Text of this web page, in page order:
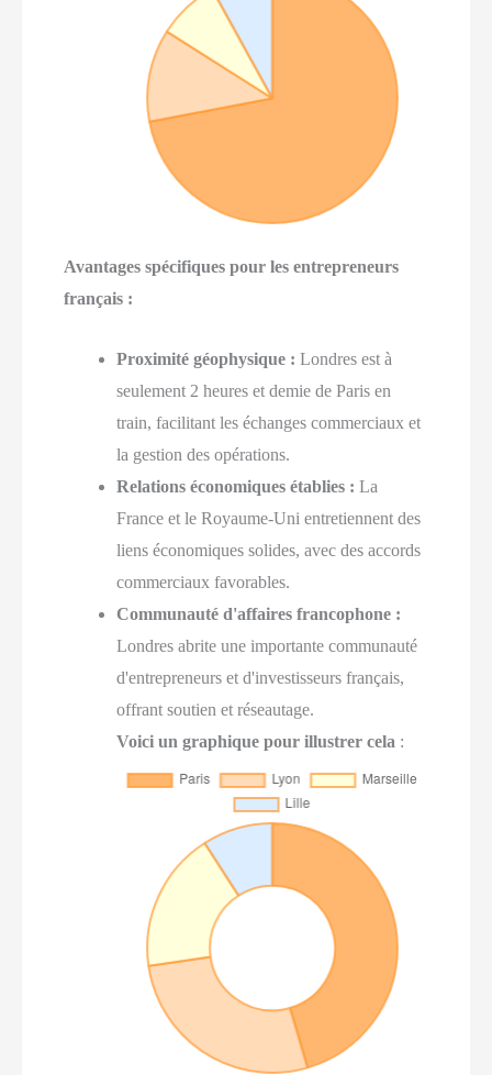
Avantages spécifiques pour les entrepreneurs
français :
Proximité géophysique : Londres est à
seulement 2 heures et demie de Paris en
train, facilitant les échanges commerciaux et
la gestion des opérations.
Relations économiques établies : La
France et le Royaume-Uni entretiennent des
liens économiques solides, avec des accords
commerciaux favorables.
Communauté d'affaires francophone :
Londres abrite une importante communauté
d'entrepreneurs et d'investisseurs français,
offrant soutien et réseautage.
Voici un graphique pour illustrer cela :